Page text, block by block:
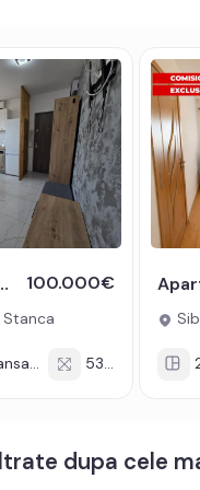
mobilat Doamna Stanca Sibiu 100.000€
2 53 mp
dupa cele